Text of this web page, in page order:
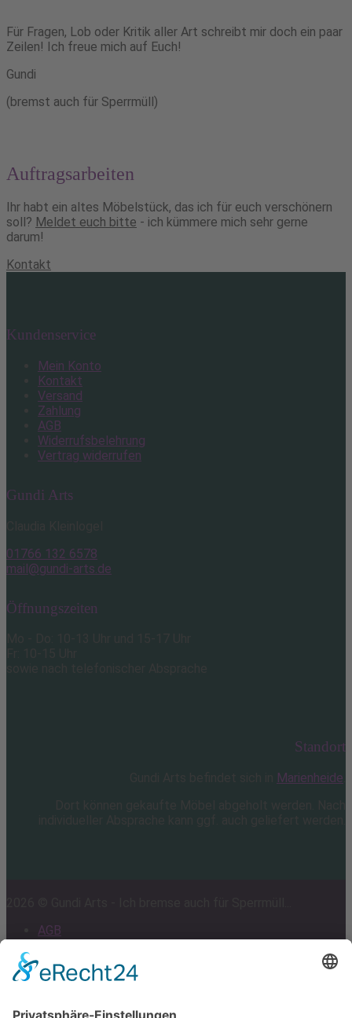
Für Fragen, Lob oder Kritik aller Art schreibt mir doch ein paar
Zeilen! Ich freue mich auf Euch!
Gundi
(bremst auch für Sperrmüll)
Auftragsarbeiten
Ihr habt ein altes Möbelstück, das ich für euch verschönern
soll? Meldet euch bitte - ich kümmere mich sehr gerne
darum!
Kontakt
Kundenservice
Mein Konto
Kontakt
Versand
Zahlung
AGB
Widerrufsbelehrung
Vertrag widerrufen
Gundi Arts
01766 132 6578
mail@gundi-arts.de
Öffnungszeiten
Standort
Marienheide
AGB
Datenschutz
Cookie-Einstellungen